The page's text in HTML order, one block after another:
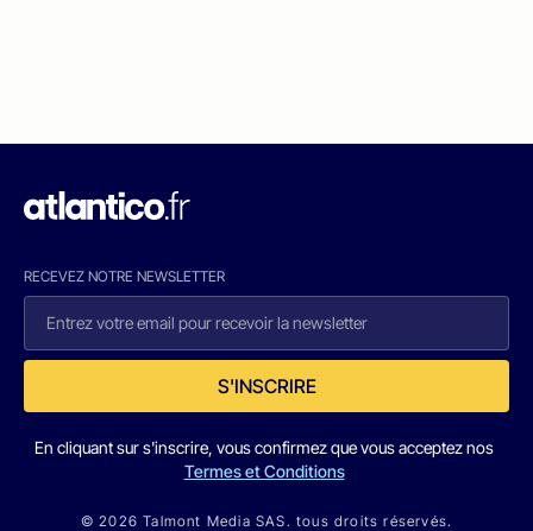
RECEVEZ NOTRE NEWSLETTER
S'INSCRIRE
En cliquant sur s'inscrire, vous confirmez que vous acceptez nos
Termes et Conditions
© 2026 Talmont Media SAS. tous droits réservés.